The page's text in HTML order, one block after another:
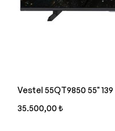
Vestel 55QT9850 55"
35.500,00 ₺